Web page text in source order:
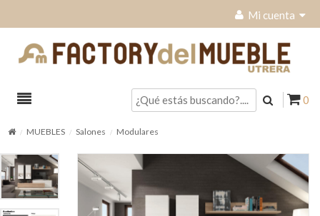
Mi cuenta
0
MUEBLES Salones Modulares